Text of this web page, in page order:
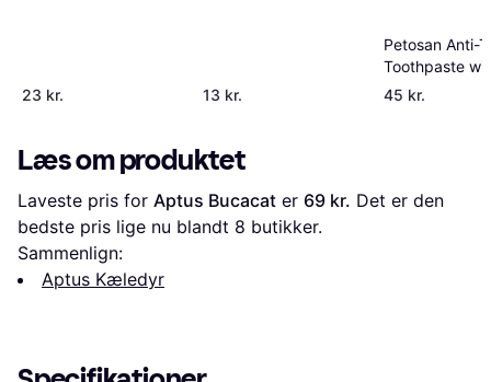
23 kr. 13 kr.
Petosan Anti-
Toothpaste
Poultry Flavor
45 kr.
Læs om produktet
Laveste pris for Aptus Bucacat er 69 kr. Det er den
bedste pris lige nu blandt 8 butikker.
Sammenlign:
Aptus Kæledyr